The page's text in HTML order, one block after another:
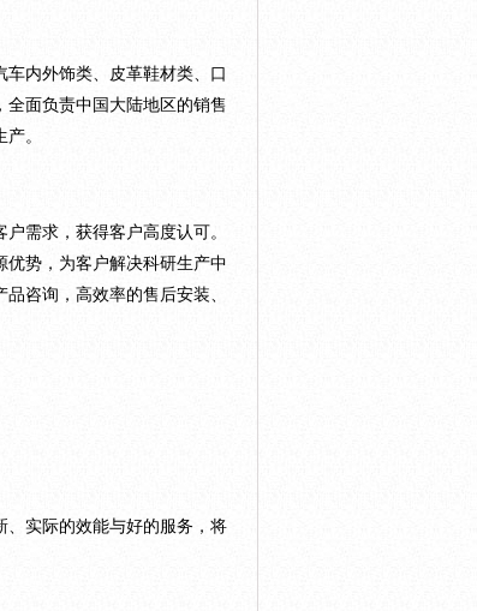
内外饰类、皮革鞋材类、口
面负责中国大陆地区的销售
。
需求，获得客户高度认可。
势，为客户解决科研生产中
咨询，高效率的售后安装、
、实际的效能与好的服务，将